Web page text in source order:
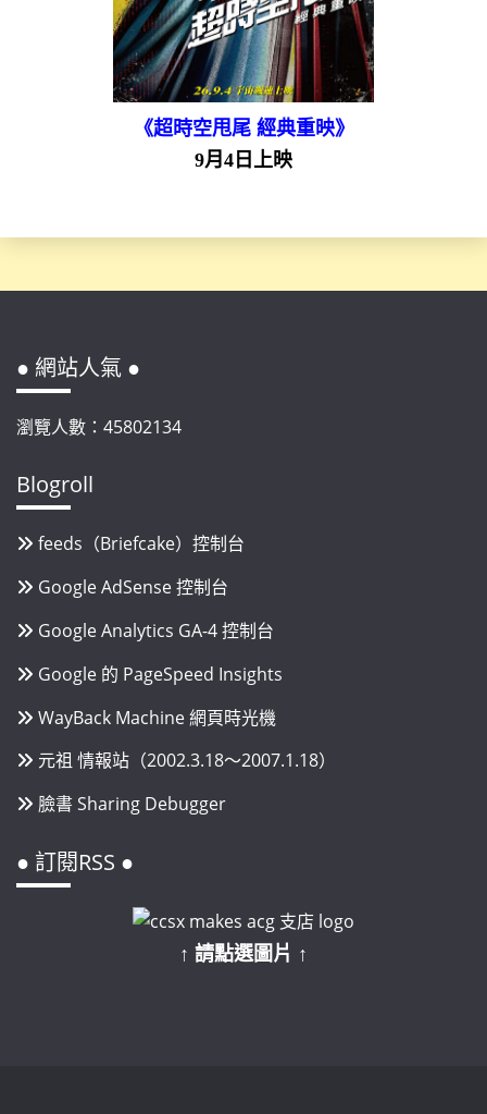
《超時空甩尾 經典重映》
9月4日上映
● 網站人氣 ●
瀏覽人數：45802134
Blogroll
feeds（Briefcake）控制台
Google AdSense 控制台
Google Analytics GA-4 控制台
Google 的 PageSpeed Insights
WayBack Machine 網頁時光機
元祖 情報站（2002.3.18～2007.1.18）
臉書 Sharing Debugger
● 訂閱RSS ●
↑ 請點選圖片 ↑